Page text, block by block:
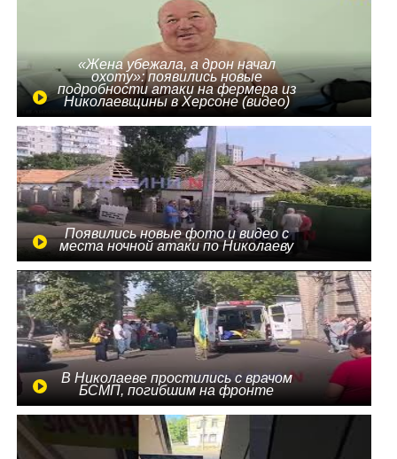
«Жена убежала, а дрон начал
охоту»: появились новые
подробности атаки на фермера из
Николаевщины в Херсоне (видео)
Появились новые фото и видео с
места ночной атаки по Николаеву
В Николаеве простились с врачом
БСМП, погибшим на фронте